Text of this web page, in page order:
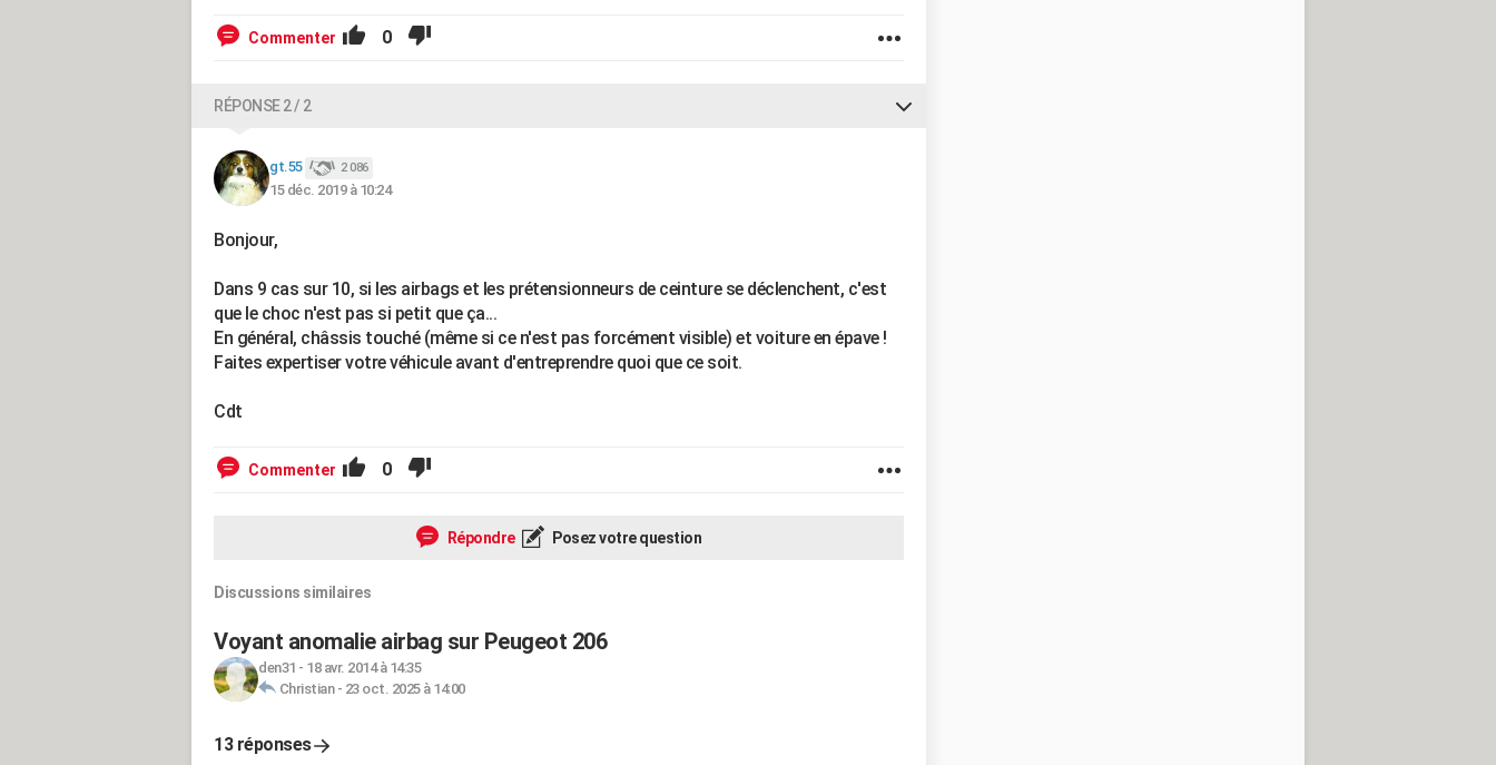
Commenter 0
RÉPONSE 2 / 2
gt.55 2 086
15 déc. 2019 à 10:24
Bonjour,
Dans 9 cas sur 10, si les airbags et les prétensionneurs de ceinture se déclenchent, c'est
que le choc n'est pas si petit que ça...
En général, châssis touché (même si ce n'est pas forcément visible) et voiture en épave !
Faites expertiser votre véhicule avant d'entreprendre quoi que ce soit.
Cdt
Commenter 0
Répondre Posez votre question
Discussions similaires
Voyant anomalie airbag sur Peugeot 206
den31 - 18 avr. 2014 à 14:35
Christian- 23 oct. 2025 à 14:00
13 réponses